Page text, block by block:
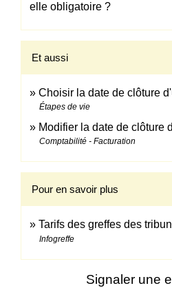
elle obligatoire ?
Et aussi
Choisir la date de clôture
Étapes de vie
Modifier la date de clôture
Comptabilité - Facturation
Pour en savoir plus
Tarifs des greffes des
Infogreffe
Signaler une